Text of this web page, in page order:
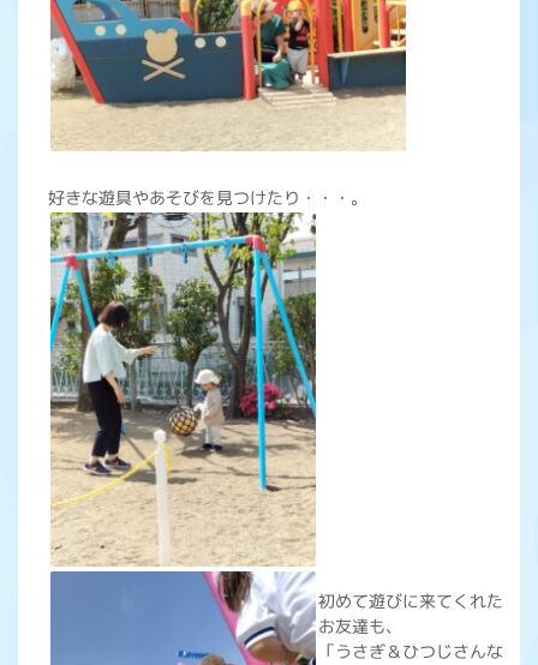
好きな遊具やあそびを見つけたり・・・。
初めて遊びに来てくれた
お友達も、
「うさぎ＆ひつじさんな